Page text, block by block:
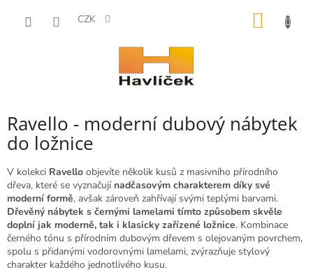
CZK
Ravello - moderní dubový nábytek
do ložnice
V kolekci Ravello objevíte několik kusů z masivního přírodního
dřeva, které se vyznačují nadčasovým charakterem díky své
moderní formě, avšak zároveň zahřívají svými teplými barvami.
Dřevěný nábytek s černými lamelami tímto způsobem skvěle
doplní jak moderně, tak i klasicky zařízené ložnice. Kombinace
černého tónu s přírodním dubovým dřevem s olejovaným povrchem,
spolu s přidanými vodorovnými lamelami, zvýrazňuje stylový
charakter každého jednotlivého kusu.